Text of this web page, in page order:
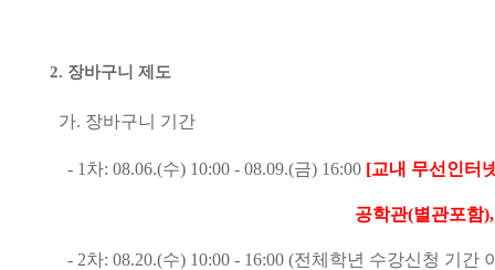
2. 장바구니 제도
가. 장바구니 기간
- 1 차: 08.06.(수) 10:00 - 08.09.(금) 16:00 [교내 무선인터
공학관(별관포함
- 2차: 08.20.(수) 10:00 - 16:00 (전체학년 수강신청 기간